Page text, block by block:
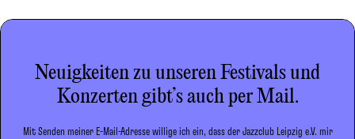
Neuigkeiten zu unseren Festivals und
Konzerten gibt’s auch per Mail.
Mit Senden meiner E-Mail-Adresse willige ich ein, dass der Jazzclub Leipzig e.V. mir